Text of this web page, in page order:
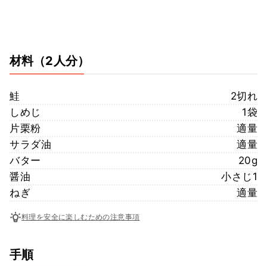
材料（2人分）
鮭
2切れ
しめじ
1袋
片栗粉
適量
サラダ油
適量
バター
20g
醤油
小さじ1
ねぎ
適量
料理を安全に楽しむための注意事項
手順